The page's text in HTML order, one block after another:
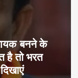
बनने के
है तो भरत